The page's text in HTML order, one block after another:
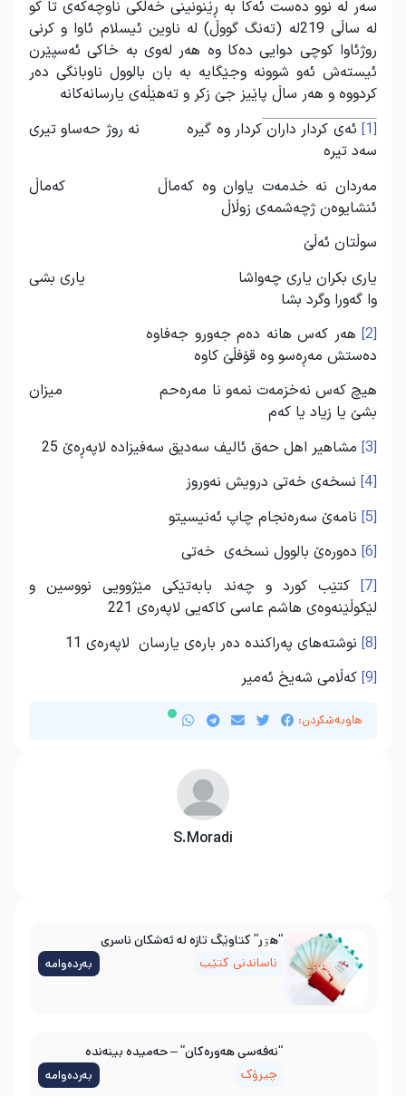
سه‌ر له‌ نوو ده‌ست ئه‌كا به‌ ڕێنونینی خه‌ڵكی‌ ناوچه‌كه‌ی تا كو
له‌ ساڵی 219له (ته‌نگ گووڵ) له‌ ناوین ئیسلام ئاوا و كرنی
روژئاوا كوچی دوایی ده‌كا وه هه‌ر له‌وی به‌ خاكی ئه‌سپێرن
ئیسته‌ش ئه‌و شوونه‌ وجێگایه‌ به‌ بان بالوول ناوبانگی ده‌ر
كردووه و هه‌ر ساڵ پاێیز جێ زكر و ته‌هێڵه‌ی یارسانه‌كانه
[1] ئه‌ی كردار داران كردار وه گیره نه‌ روژ حه‌ساو تیری
سه‌د تیره
مه‌ردان نه‌ خدمه‌ت یاوان وه كه‌ماڵ كه‌ماڵ
ئنشایوه‌ن ژچه‌شمه‌ی زوڵاڵ
سوڵتان ئه‌ڵێ
یاری بكران یاری چه‌واشا یاری بشی
وا گه‌ورا وگرد بشا
[2] هه‌ر كه‌س هانه‌ ده‌م جه‌ورو جه‌فاوه‌
ده‌ستش مه‌ڕه‌سو وه قۆفڵێ كاوه
هیچ كه‌س نه‌خزمه‌ت نمه‌و نا مه‌ره‌حم میزان
بشێ یا زیاد یا كه‌م
[3] مشاهیر اهل حه‌ق ئالیف سه‌دیق سه‌فیزاده‌ لاپه‌ڕه‌ێ 25
[4] نسخه‌ی خه‌تی درویش نه‌وروز
[5] نامه‌ێ سه‌ره‌نجام چاپ ئه‌نیسیتو
[6] ده‌وره‌ێ بالوول نسخه‌ی خه‌تی
[7] كتێب كورد و چه‌‌ند بابه‌تێكی مێژوویی نووسین و
لێكوڵێنه‌وه‌ی هاشم عاسی كاكه‌یی لاپه‌ره‌ی 221
[8] نوشته‌‌های په‌راكنده‌ ده‌ر باره‌ی یارسان لاپه‌ره‌ی 11
[9] كه‌ڵامی شه‌یخ ئه‌میر
هاوبەشکردن:
S.Moradi
“هۊر” کتاوێگ تازە لە ئەشکان ناسری
ناساندنی کتێب
بەردەوامە
“نەفەسی هەورەکان” – حەمیدە بینەندە
چیرۆک
بەردەوامە